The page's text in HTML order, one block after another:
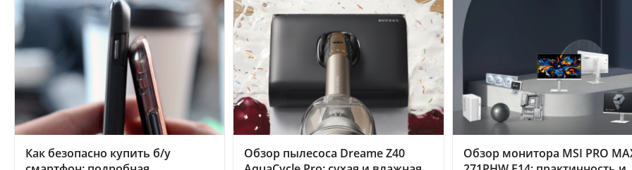
Как безопасно купить б/у
Обзор пылесоса Dreame Z40
Обзор монитора MSI PRO